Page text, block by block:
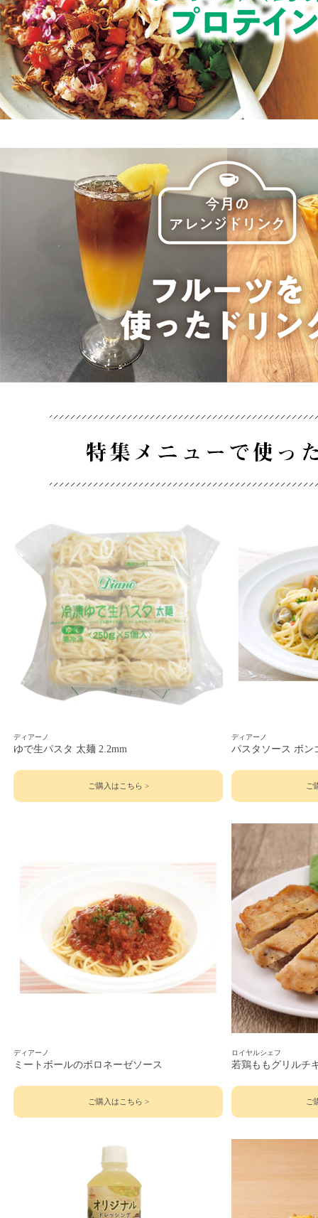
ディアーノ
ゆで生パスタ 太麺 2.2mm
ご購入はこちら >
ディアーノ
パスタソース ボン
ご
ディアーノ
ミートボールのボロネーゼソース
ご購入はこちら >
ロイヤルシェフ
若鶏ももグリルチ
ご